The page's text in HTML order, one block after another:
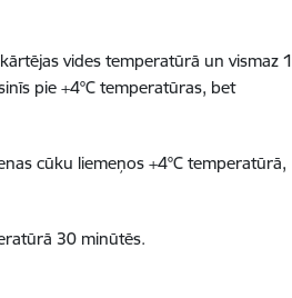
vides temperatūrā un vismaz 1
pie +4°C temperatūras, bet
cūku liemeņos +4°C temperatūrā,
30 minūtēs.